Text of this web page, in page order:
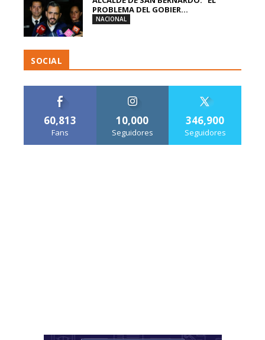
PROBLEMA DEL GOBIER...
NACIONAL
SOCIAL
60,813
Fans
10,000
Seguidores
346,900
Seguidores